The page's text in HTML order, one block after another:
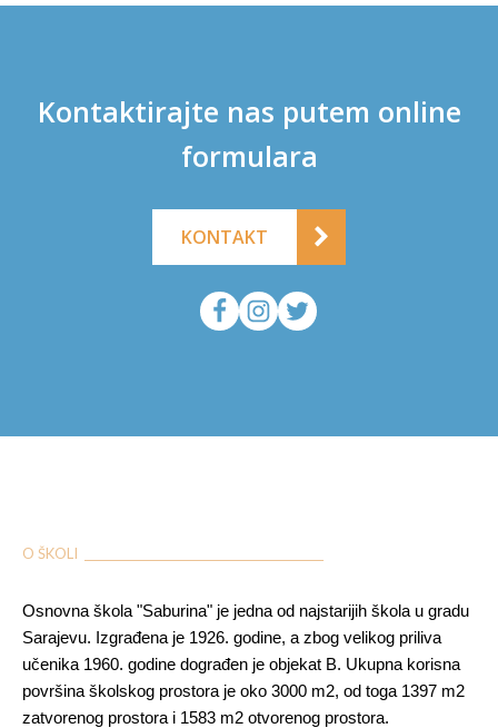
Kontaktirajte nas putem online
formulara
KONTAKT
O ŠKOLI ___________________________________________
Osnovna škola "Saburina" je jedna od najstarijih škola u gradu
Sarajevu. Izgrađena je 1926. godine, a zbog velikog priliva
učenika 1960. godine dograđen je objekat B. Ukupna korisna
površina školskog prostora je oko 3000 m2, od toga 1397 m2
zatvorenog prostora i 1583 m2 otvorenog prostora.